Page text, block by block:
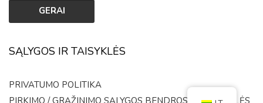
SĄLYGOS IR TAISYKLĖS
PRIVATUMO POLITIKA
PIRKIMO / GRĄŽINIMO SĄLYGOS BENDROSIOS TAISYKLĖS